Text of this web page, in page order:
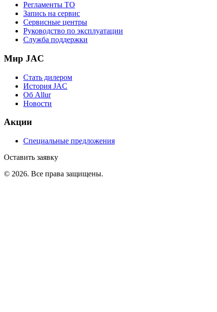
Регламенты ТО
Запись на сервис
Сервисные центры
Руководство по эксплуатации
Служба поддержки
Мир JAC
Стать дилером
История JAC
Об Allur
Новости
Акции
Специальные предложения
Оставить заявку
© 2026. Все права защищены.